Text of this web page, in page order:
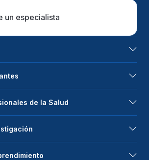
un especialista
de la Salud